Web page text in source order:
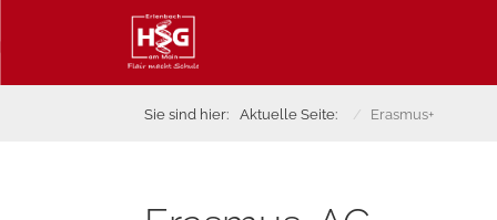
Sie sind hier: Aktuelle Seite: Erasmus+